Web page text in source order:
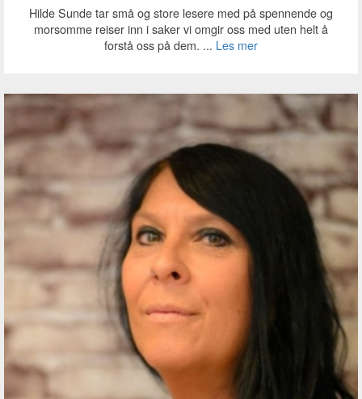
Hilde Sunde tar små og store lesere med på spennende og
morsomme reiser inn i saker vi omgir oss med uten helt å
forstå oss på dem. ... Les mer